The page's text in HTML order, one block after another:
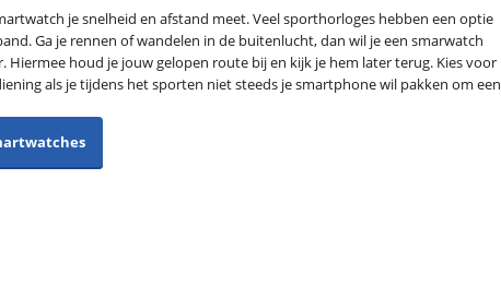
je snelheid en afstand meet. Veel sporthorloges hebben een optie
Ga je rennen of wandelen in de buitenlucht, dan wil je een smarwatch
Hiermee houd je jouw gelopen route bij en kijk je hem later terug. Kies voor
als je tijdens het sporten niet steeds je smartphone wil pakken om een